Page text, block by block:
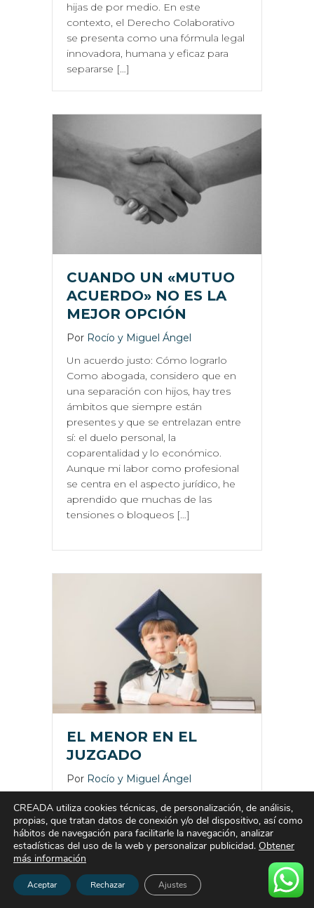
hijas de por medio. En este
contexto, el Derecho Colaborativo
se presenta como una fórmula legal
innovadora, humana y eficaz para
separarse […]
CUANDO UN «MUTUO
ACUERDO» NO ES LA
MEJOR OPCIÓN
Por Rocío y Miguel Ángel
Un acuerdo justo: Cómo lograrlo
Como abogada, considero que en
una separación con hijos, hay tres
ámbitos que siempre están
presentes y que se entrelazan entre
sí: el duelo personal, la
coparentalidad y lo económico.
Aunque mi labor como profesional
se centra en el aspecto jurídico, he
aprendido que muchas de las
tensiones o bloqueos […]
EL MENOR EN EL
JUZGADO
Por Rocío y Miguel Ángel
¿Cuándo deben ser escuchados los
menores? ¿Cuándo tienen que ir los
hijos al juzgado? A veces por más
que quisiéramos evitar un juicio en la
separación, este se convierte en
inevitable, e incluso puede que
necesario ante la situación de la
CREADA utiliza cookies técnicas, de personalización, de análisis,
propias, que tratan datos de conexión y/o del dispositivo, así como
hábitos de navegación para facilitarle la navegación, analizar
estadísticas del uso de la web y personalizar publicidad. Obtener
más información
Aceptar Rechazar Ajustes